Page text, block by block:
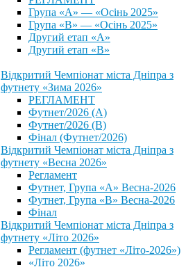
Група «А» — «Осінь 2025»
Група «В» — «Осінь 2025»
Другий етап «А»
Другий етап «В»
Відкритий Чемпіонат міста Дніпра з
футнету «Зима 2026»
РЕГЛАМЕНТ
Футнет/2026 (А)
Футнет/2026 (В)
Фінал (Футнет/2026)
Відкритий Чемпіонат міста Дніпра з
футнету «Весна 2026»
Регламент
Футнет, Група «А» Весна-2026
Футнет, Група «В» Весна-2026
Фінал
Відкритий Чемпіонат міста Дніпра з
футнету «Літо 2026»
Регламент (футнет «Літо-2026»)
«Літо 2026»